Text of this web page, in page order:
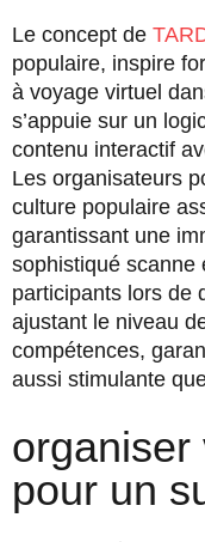
Le concept de
populaire, inspire
à voyage virtuel
s’appuie sur un
contenu interactif
Les organisateurs
culture populaire
garantissant une
sophistiqué scanne
participants lors de
ajustant le niveau
compétences,
aussi stimulante
organiser
pour un